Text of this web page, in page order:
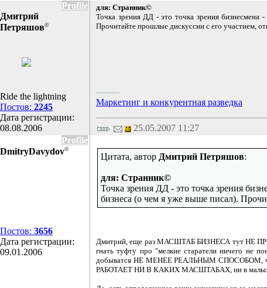
Profile
Дмитрий
Петряшов©
Ride the lightning
Постов: 2245
Дата регистрации:
08.08.2006
для: Странник©
Точка зрения ДД - это точка зрения
Прочитайте прошлые дискуссии с его участием,
--------
Маркетинг и конкурентная разведка
25.05.2007 11:27
Profile
DmitryDavydov©
Постов: 3656
Дата регистрации:
09.01.2006
Цитата, автор Дмитрий Петряшов:
для: Странник©
Точка зрения ДД - это точка зрения
бизнеса (о чем я уже выше писал).
Дмитрий, еще раз МАСШТАБ БИЗНЕСА тут НЕ ПРИ
гнать туфту про "мелкие старатели ничего
добыватся НЕ МЕНЕЕ РЕАЛЬНЫМ СПОСОБОМ, чем у
РАБОТАЕТ НИ В КАКИХ МАСШТАБАХ, ни в